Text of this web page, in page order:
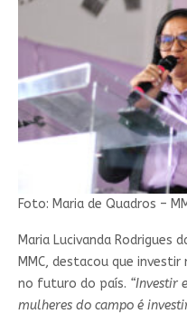
Foto: Maria de Quadros –
Maria Lucivanda Rodrigues
MMC, destacou que
no futuro do país. “Investir
mulheres do campo é